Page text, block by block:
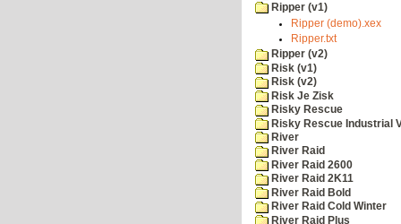
Ripper (v1)
Ripper (demo).xex
Ripper.txt
Ripper (v2)
Risk (v1)
Risk (v2)
Risk Je Zisk
Risky Rescue
Risky Rescue Industrial
River
River Raid
River Raid 2600
River Raid 2K11
River Raid Bold
River Raid Cold Winter
River Raid Plus